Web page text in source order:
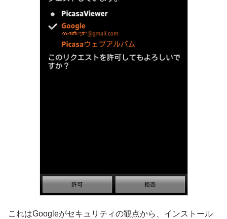
これはGoogleがセキュリティの観点から、インストール